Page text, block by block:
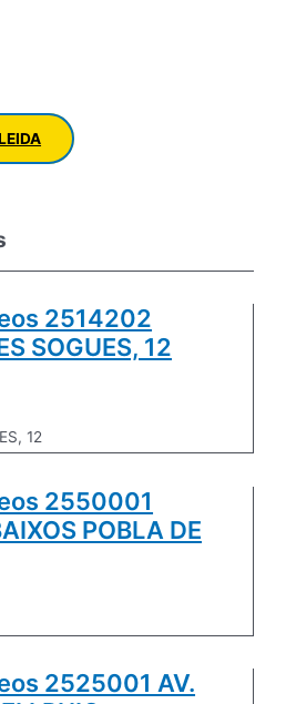
2514202
SOGUES, 12
12
2550001
POBLA DE
2525001 AV.